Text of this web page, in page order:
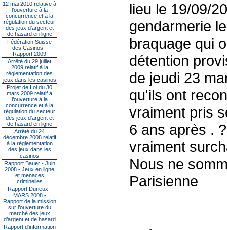
12 mai 2010 relative à
l’ouverture à la
concurrence et à la
régulation du secteur
des jeux d’argent et
de hasard en ligne
Fédération Suisse
des Casinos -
Rapport 2009
Arrêté du 29 juillet
2009 relatif à la
réglementation des
jeux dans les casinos
Projet de Loi du 30
mars 2009 relatif à
l’ouverture à la
concurrence et à la
régulation du secteur
des jeux d’argent et
de hasard en ligne
Arrêté du 24
décembre 2008 relatif
à la réglementation
des jeux dans les
casinos
Rapport Bauer - Juin
2008 - Jeux en ligne
et menaces
criminelles
Rapport Durieux -
MARS 2008 -
Rapport de la mission
sur l’ouverture du
marché des jeux
d’argent et de hasard
Rapport d'information
lieu le 19/09/
gendarmerie
braquage qui
détention
de jeudi 23
qu'ils ont
vraiment pris
6 ans après .
vraiment
Nous ne
Parisienne